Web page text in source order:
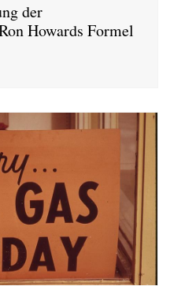
der
Howards Formel